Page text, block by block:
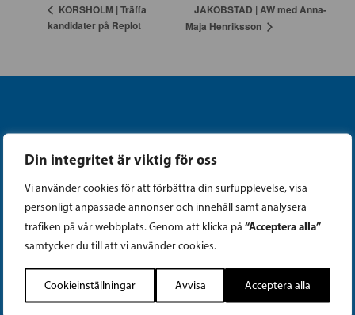
Din integritet är viktig för oss
Vi använder cookies för att förbättra din surfupplevelse, visa
personligt anpassade annonser och innehåll samt analysera
trafiken på vår webbplats. Genom att klicka på “Acceptera alla”
samtycker du till att vi använder cookies.
Cookieinställningar Avvisa Acceptera alla
KORSHOLM | Träffa
kandidater på Replot
JAKOBSTAD | AW med Anna-
Maja Henriksson
Instagram
Facebook
Tiktok